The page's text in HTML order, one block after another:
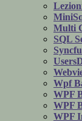
Multi
SQL
Wpf
WPF
WPF
WPF